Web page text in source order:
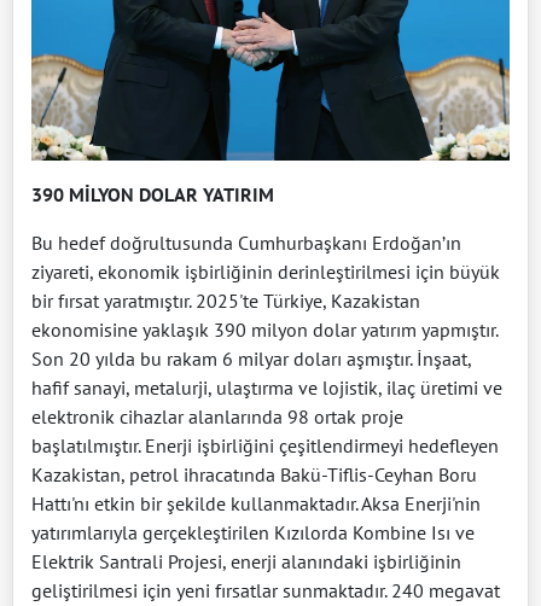
390 MİLYON DOLAR YATIRIM
Bu hedef doğrultusunda Cumhurbaşkanı Erdoğan’ın
ziyareti, ekonomik işbirliğinin derinleştirilmesi için büyük
bir fırsat yaratmıştır. 2025'te Türkiye, Kazakistan
ekonomisine yaklaşık 390 milyon dolar yatırım yapmıştır.
Son 20 yılda bu rakam 6 milyar doları aşmıştır. İnşaat,
hafif sanayi, metalurji, ulaştırma ve lojistik, ilaç üretimi ve
elektronik cihazlar alanlarında 98 ortak proje
başlatılmıştır. Enerji işbirliğini çeşitlendirmeyi hedefleyen
Kazakistan, petrol ihracatında Bakü-Tiflis-Ceyhan Boru
Hattı'nı etkin bir şekilde kullanmaktadır. Aksa Enerji'nin
yatırımlarıyla gerçekleştirilen Kızılorda Kombine Isı ve
Elektrik Santrali Projesi, enerji alanındaki işbirliğinin
geliştirilmesi için yeni fırsatlar sunmaktadır. 240 megavat